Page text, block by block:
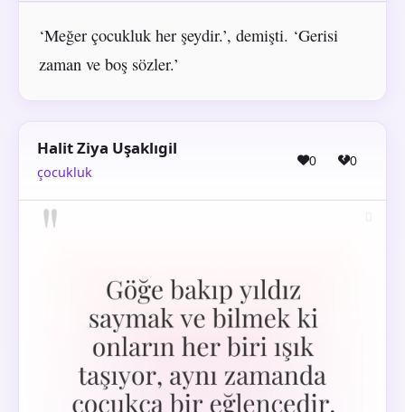
‘Meğer çocukluk her şeydir.’, demişti. ‘Gerisi
zaman ve boş sözler.’
Halit Ziya Uşaklıgil
çocukluk
0 0